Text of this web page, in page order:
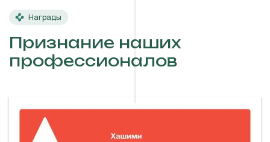
Награды
Признание наших
профессионалов